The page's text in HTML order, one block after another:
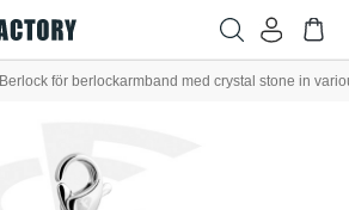
Berlock för berlockarmband med crystal stone in